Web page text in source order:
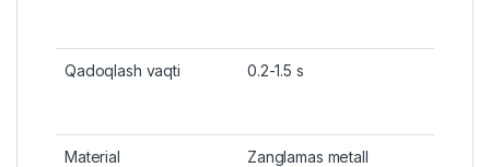
Qadoqlash vaqti 0.2-1.5 s
Material Zanglamas metall